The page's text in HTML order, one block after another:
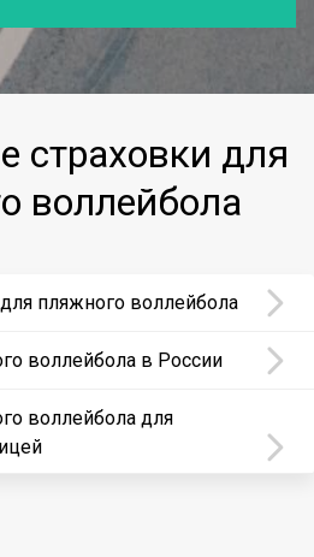
страховки для
воллейбола
пляжного воллейбола
воллейбола в России
воллейбола для